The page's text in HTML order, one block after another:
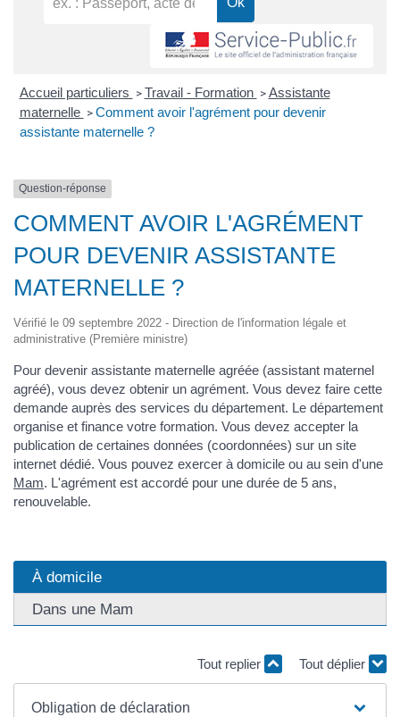
Accueil particuliers > Travail - Formation > Assistante
maternelle > Comment avoir l'agrément pour devenir
assistante maternelle ?
Question-réponse
COMMENT AVOIR L'AGRÉMENT
POUR DEVENIR ASSISTANTE
MATERNELLE ?
Vérifié le 09 septembre 2022 - Direction de l'information légale et
administrative (Première ministre)
Pour devenir assistante maternelle agréée (assistant maternel
agréé), vous devez obtenir un agrément. Vous devez faire cette
demande auprès des services du département. Le département
organise et finance votre formation. Vous devez accepter la
publication de certaines données (coordonnées) sur un site
internet dédié. Vous pouvez exercer à domicile ou au sein d'une
Mam. L'agrément est accordé pour une durée de 5 ans,
renouvelable.
À domicile
Dans une Mam
Tout replier Tout déplier
Obligation de déclaration